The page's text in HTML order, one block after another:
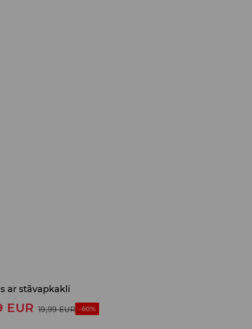
ar stāvapkakli
EUR 19,99 EUR -60%